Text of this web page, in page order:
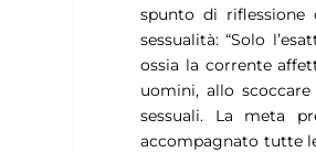
spunto di riflessione
sessualità:“Solo
ossia la corrente
uomini, allo
sessuali. La meta
accompagnato tutte